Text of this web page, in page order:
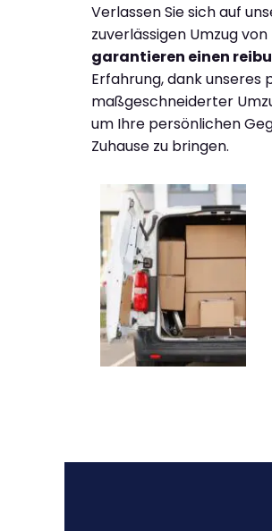
Verlassen Sie sich auf
zuverlässigen Umzug
garantieren einen
Erfahrung, dank unseres
maßgeschneiderter
um Ihre persönlichen
Zuhause zu bringen.